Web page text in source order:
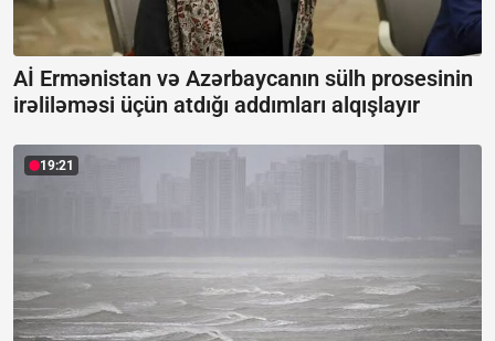
Aİ Ermənistan və Azərbaycanın sülh prosesinin
irəliləməsi üçün atdığı addımları alqışlayır
19:21